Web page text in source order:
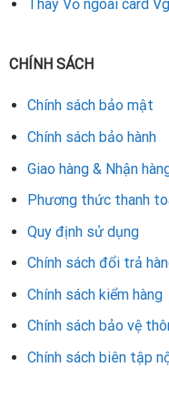
thay chipset GPU
Thay Vỏ ngoài card
CHÍNH SÁCH
Chính sách bảo mật
Chính sách bảo hành
Giao hàng & Nhận
Phương thức thanh
Quy định sử dụng
Chính sách đổi trả
Chính sách kiểm hàng
Chính sách bảo vệ
Chính sách biên tập